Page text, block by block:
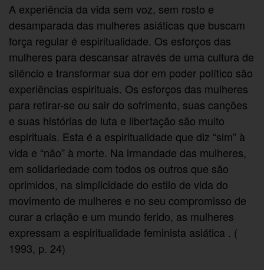
A experiência da vida sem voz, sem rosto e
desamparada das mulheres asiáticas que buscam
força regular é espiritualidade. Os esforços das
mulheres para descansar através de uma cultura de
silêncio e transformar sua dor em poder político são
experiências espirituais. Os esforços das mulheres
para retirar-se ou sair do sofrimento, suas canções
e suas histórias de luta e libertação são muito
espirituais. Esta é a espiritualidade que diz “sim” à
vida e “não” à morte. Na irmandade das mulheres,
em solidariedade com todos os outros que são
oprimidos, na simplicidade do estilo de vida do
movimento de mulheres e no seu compromisso de
curar a criação e um mundo ferido, as mulheres
expressam a espiritualidade feminista asiática . (
1993, p. 24)